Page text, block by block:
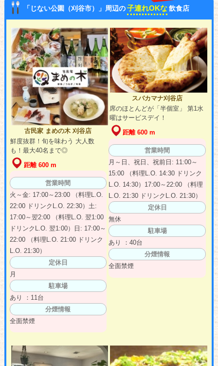
「じない公園（刈谷市）」周辺の子連れOKな 飲食店
古民家 まめの木 刈谷店
鮮度抜群！旬を味わう 大人数
も！最大40名まで◎
距離 600 m
営業時間
火～金: 17:00～23:00 （料理L.O.
22:00 ドリンクL.O. 22:30）土:
17:00～翌2:00 （料理L.O. 翌1:00
ドリンクL.O. 翌1:00）日: 17:00～
22:00 （料理L.O. 21:00 ドリンク
L.O. 21:30）
定休日
月
駐車場
あり ：11台
分煙情報
全面禁煙
スバカマナ刈谷店
席のほとんどが「半個室」 第1水
曜はサービスデイ！
距離 600 m
営業時間
月～日、祝日、祝前日: 11:00～
15:00 （料理L.O. 14:30 ドリンク
L.O. 14:30）17:00～22:00 （料理
L.O. 21:30 ドリンクL.O. 21:30）
定休日
無休
駐車場
あり ：40台
分煙情報
全面禁煙